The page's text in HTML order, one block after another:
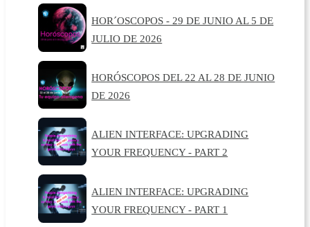
HOR´OSCOPOS - 29 DE JUNIO AL 5 DE
JULIO DE 2026
HORÓSCOPOS DEL 22 AL 28 DE JUNIO
DE 2026
ALIEN INTERFACE: UPGRADING
YOUR FREQUENCY - PART 2
ALIEN INTERFACE: UPGRADING
YOUR FREQUENCY - PART 1